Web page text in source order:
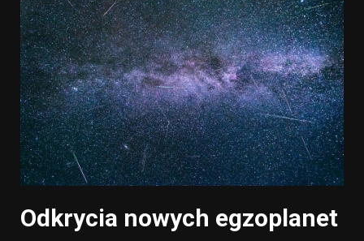
Odkrycia nowych egzoplanet